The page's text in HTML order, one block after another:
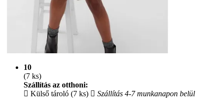
10
(7 ks)
Szállítás az otthoni:
Külső tároló (7 ks)
Szállítás 4-7 munkanapon belül